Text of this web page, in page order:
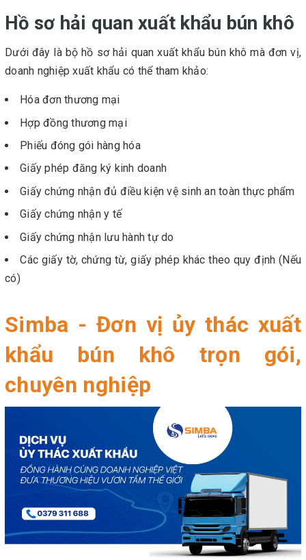
Hồ sơ hải quan xuất khẩu bún khô
Dưới đây là bộ hồ sơ hải quan xuất khẩu bún khô mà đơn vị,
doanh nghiệp xuất khẩu có thể tham khảo:
Hóa đơn thương mại
Hợp đồng thương mại
Phiếu đóng gói hàng hóa
Giấy phép đăng ký kinh doanh
Giấy chứng nhận đủ điều kiện vệ sinh an toàn thực phẩm
Giấy chứng nhận y tế
Giấy chứng nhận lưu hành tự do
Các giấy tờ, chứng từ, giấy phép khác theo quy định (Nếu
có)
Simba - Đơn vị ủy thác xuất
khẩu bún khô trọn gói,
chuyên nghiệp